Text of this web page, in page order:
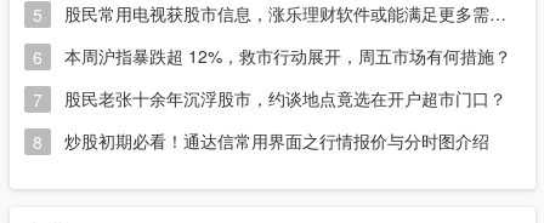
5
股民常用电视获股市信息，涨乐理财软件或能满足更多需求？
6
本周沪指暴跌超 12%，救市行动展开，周五市场有何措施？
7
股民老张十余年沉浮股市，约谈地点竟选在开户超市门口？
8
炒股初期必看！通达信常用界面之行情报价与分时图介绍